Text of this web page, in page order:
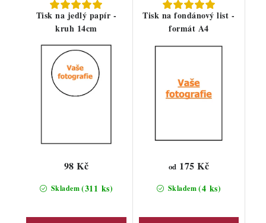
Tisk na jedlý papír -
kruh 14cm
Skladem(311 ks)
98 Kč
Tisk na fondánový list -
formát A4
Skladem(4 ks)
od 175 Kč